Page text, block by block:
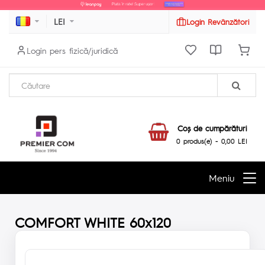
LEI Login Revânzători
Login pers fizică/juridică
Coş de cumpărături
0 produs(e) - 0,00 LEI
Meniu
COMFORT WHITE 60x120